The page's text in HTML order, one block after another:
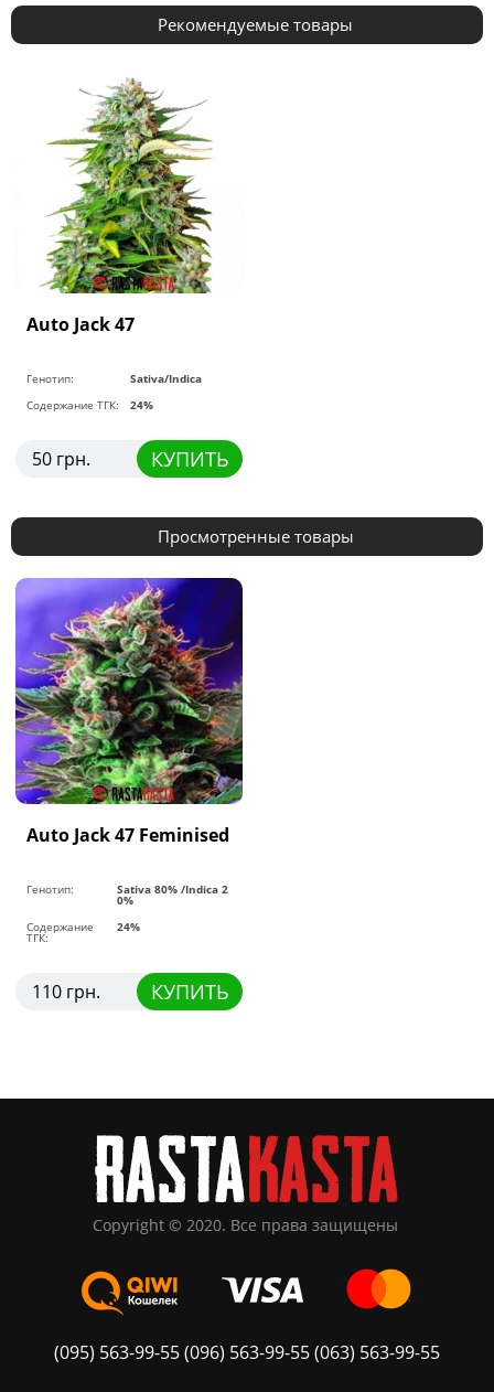
Рекомендуемые товары
Auto Jack 47
Генотип:
Sativa/Indica
Содержание ТГК:
24%
50 грн. КУПИТЬ
Просмотренные товары
Auto Jack 47 Feminised
Генотип: Sativa 80% /Indica 2
0%
Содержание
ТГК:
24%
110 грн. КУПИТЬ
(095) 563-99-55(096) 563-99-55(063) 563-99-55